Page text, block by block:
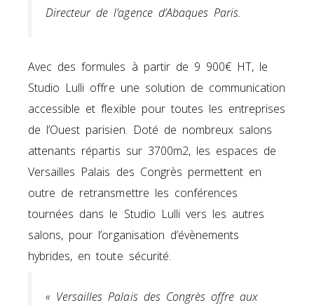
Directeur de l’agence d’Abaques Paris.
Avec des formules à partir de 9 900€ HT, le
Studio Lulli offre une solution de communication
accessible et flexible pour toutes les entreprises
de l’Ouest parisien. Doté de nombreux salons
attenants répartis sur 3700m2, les espaces de
Versailles Palais des Congrès permettent en
outre de retransmettre les conférences
tournées dans le Studio Lulli vers les autres
salons, pour l’organisation d’évènements
hybrides, en toute sécurité.
« Versailles Palais des Congrès offre aux